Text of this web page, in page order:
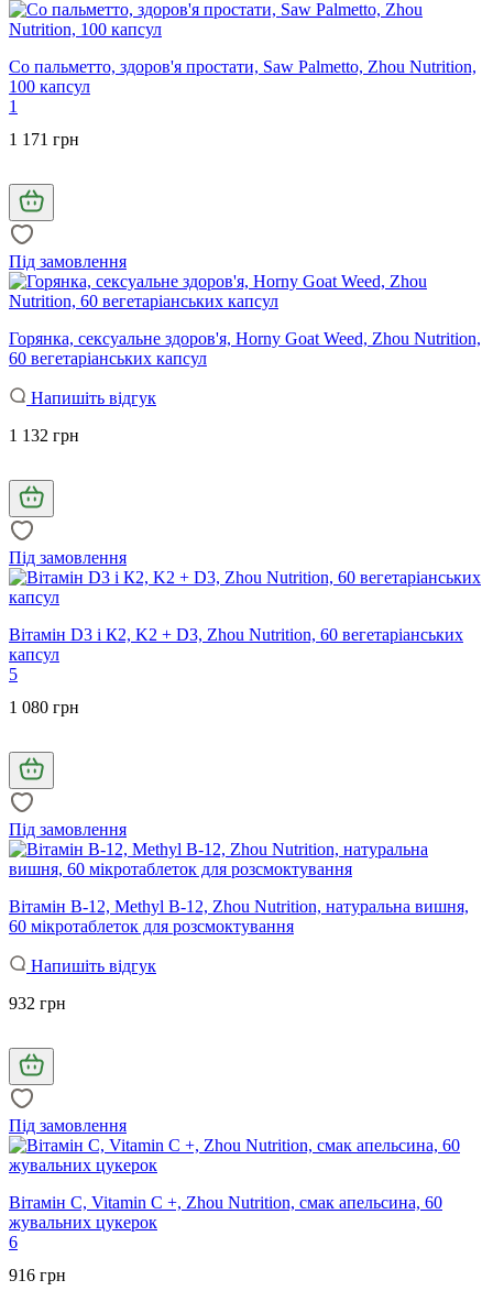
Со пальметто, здоров'я простати, Saw Palmetto, Zhou Nutrition,
100 капсул
1
1 171 грн
Під замовлення
Горянка, сексуальне здоров'я, Horny Goat Weed, Zhou Nutrition,
60 вегетаріанських капсул
Напишіть відгук
1 132 грн
Під замовлення
Вітамін D3 і К2, K2 + D3, Zhou Nutrition, 60 вегетаріанських
капсул
5
1 080 грн
Під замовлення
Вітамін В-12, Methyl B-12, Zhou Nutrition, натуральна вишня,
60 мікротаблеток для розсмоктування
Напишіть відгук
932 грн
Під замовлення
Вітамін С, Vitamin C +, Zhou Nutrition, смак апельсина, 60
жувальних цукерок
6
916 грн